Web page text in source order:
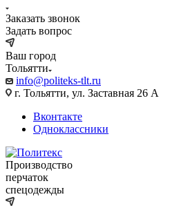
Заказать звонок
Задать вопрос
Ваш город
Тольятти
info@politeks-tlt.ru
г. Тольятти, ул. Заставная 26 А
Вконтакте
Одноклассники
Производство
перчаток
спецодежды